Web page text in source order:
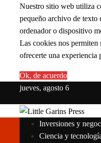
Nuestro sitio web utiliza
pequeño archivo de texto
ordenador o dispositivo
Las cookies nos permiten
ofrecerte una experiencia
Ok, de acuerdo
jueves, agosto 6
Inversiones y
Ciencia y